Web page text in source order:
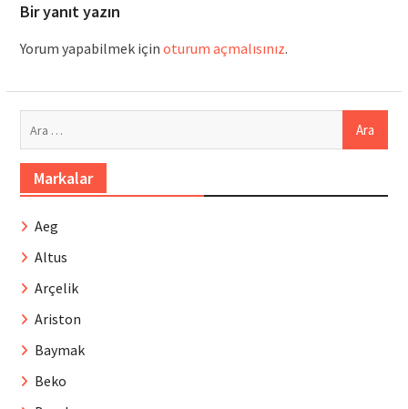
Bir yanıt yazın
Yorum yapabilmek için oturum açmalısınız.
Markalar
Aeg
Altus
Arçelik
Ariston
Baymak
Beko